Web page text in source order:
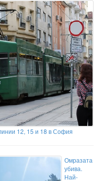
12, 15 и 18 в София
Омразата
убива.
Най-